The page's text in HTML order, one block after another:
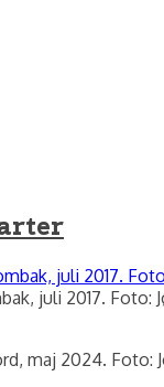
ornit.dk
juli 2017. Foto:
maj 2024. Foto: